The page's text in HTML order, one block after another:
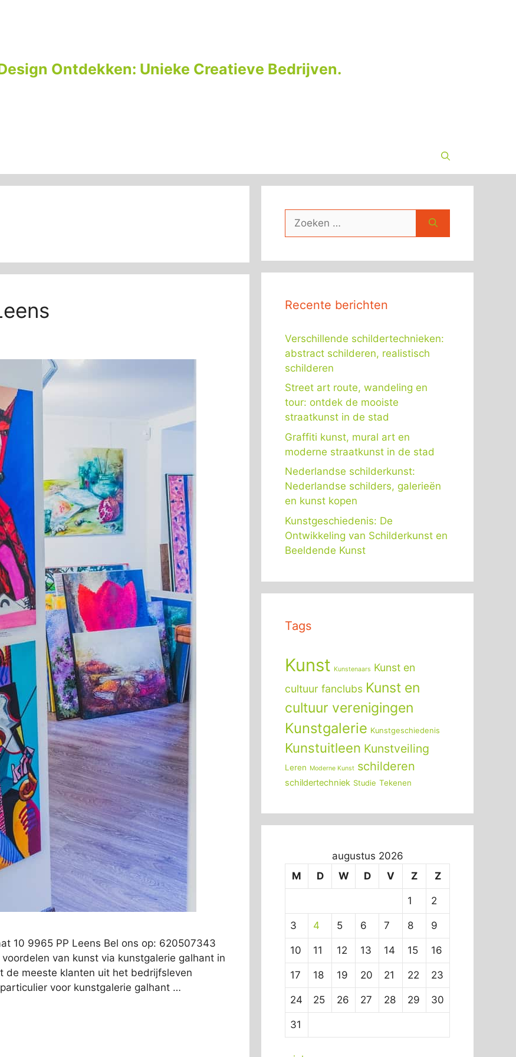
Ontdekken: Unieke Creatieve Bedrijven.
10 9965 PP Leens Bel ons op: 620507343
van kunst via kunstgalerie galhant in
de meeste klanten uit het bedrijfsleven
voor kunstgalerie galhant …
naar:
Recente berichten
Verschillende schildertechnieken:
abstract schilderen, realistisch
schilderen
Street art route, wandeling en
tour: ontdek de mooiste
straatkunst in de stad
Graffiti kunst, mural art en
moderne straatkunst in de stad
Nederlandse schilderkunst:
Nederlandse schilders, galerieën
en kunst kopen
Kunstgeschiedenis: De
Ontwikkeling van Schilderkunst en
Beeldende Kunst
Tags
Kunst Kunstenaars Kunst en
cultuur fanclubs Kunst en
cultuur verenigingen
Kunstgalerie Kunstgeschiedenis
Kunstuitleen Kunstveiling
Leren Moderne Kunst schilderen
schildertechniek Studie Tekenen
augustus 2026
M
D W D V Z Z
1 2
3 4 5 6 7 8 9
10 11 12 13 14 15 16
17 18 19 20 21 22 23
24 25 26 27 28 29 30
31